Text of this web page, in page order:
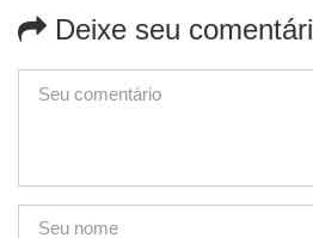
Deixe seu